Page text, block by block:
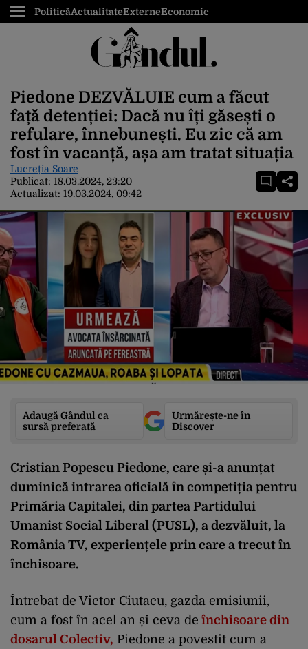
PoliticăActualitateExterneEconomic
Piedone DEZVĂLUIE cum a făcut
față detenției: Dacă nu îți găsești o
refulare, înnebunești. Eu zic că am
fost în vacanță, așa am tratat situația
Lucreția Soare
Publicat: 18.03.2024, 23:20
Actualizat: 19.03.2024, 09:42
Adaugă Gândul ca
sursă preferată
Urmărește-ne în
Discover
Cristian Popescu Piedone, care și-a anunțat
duminică intrarea oficială în competiția pentru
Primăria Capitalei, din partea Partidului
Umanist Social Liberal (PUSL), a dezvăluit, la
România TV, experiențele prin care a trecut în
închisoare.
Întrebat de Victor Ciutacu, gazda emisiunii,
cum a fost în acel an și ceva de închisoare din
dosarul Colectiv, Piedone a povestit cum a